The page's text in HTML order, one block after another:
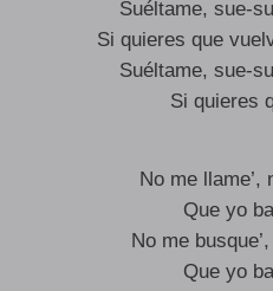
Suéltame, sue-
Si quieres que
Suéltame, sue-
Si quieres
No me llame’,
Que yo
No me
Que yo